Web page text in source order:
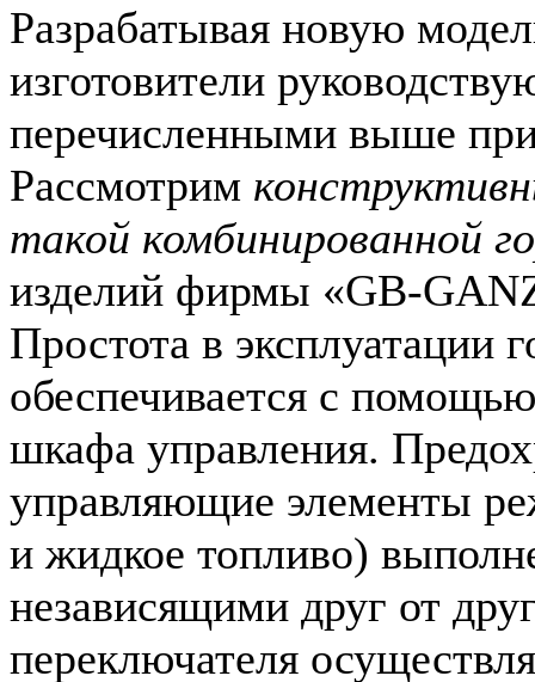
Разрабатывая новую
изготовители
перечисленными выше
Рассмотрим
такой комбинированной
изделий фирмы «GB-
Простота в эксплуатации
обеспечивается с
шкафа управления.
управляющие элементы
и жидкое топливо)
независящими друг от
переключателя